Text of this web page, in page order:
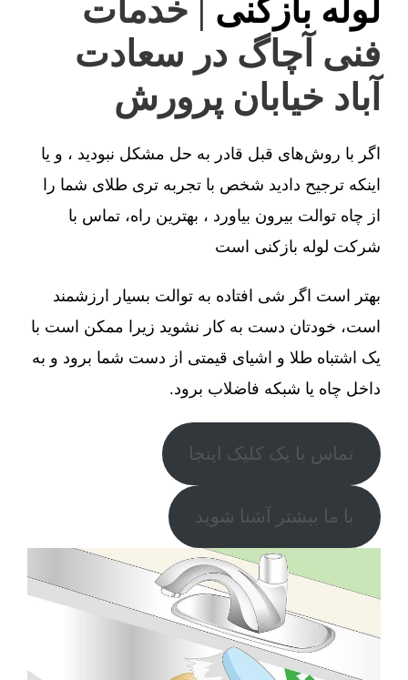
لوله بازکنی | خدمات
فنی آچاگ در سعادت
آباد خیابان پرورش
اگر با روش‌های قبل قادر به حل مشکل نبودید ، و یا
اینکه ترجیح دادید شخص با تجربه تری طلای شما را
از چاه توالت بیرون بیاورد ، بهترین راه، تماس با
شرکت لوله بازکنی است
بهتر است اگر شی افتاده به توالت بسیار ارزشمند
است، خودتان دست به کار نشوید زیرا ممکن است با
یک اشتباه طلا و اشیای قیمتی از دست شما برود و به
داخل چاه یا شبکه فاضلاب برود.
تماس با یک کلیک اینجا
با ما بیشتر آشنا شوید